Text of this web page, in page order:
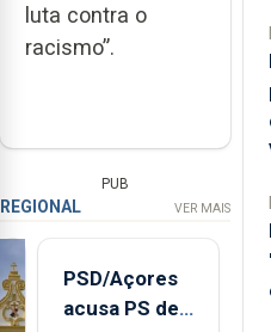
luta contra o
racismo”.
PUB
REGIONAL VER MAIS
PSD/Açores
acusa PS de